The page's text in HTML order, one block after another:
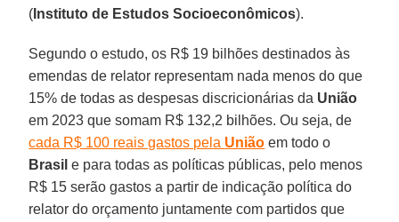
( Instituto de Estudos Socioeconômicos).
Segundo o estudo, os R$ 19 bilhões destinados às
emendas de relator representam nada menos do que
15% de todas as despesas discricionárias da União
em 2023 que somam R$ 132,2 bilhões. Ou seja, de
cada R$ 100 reais gastos pela União em todo o
Brasil e para todas as políticas públicas, pelo menos
R$ 15 serão gastos a partir de indicação política do
relator do orçamento juntamente com partidos que